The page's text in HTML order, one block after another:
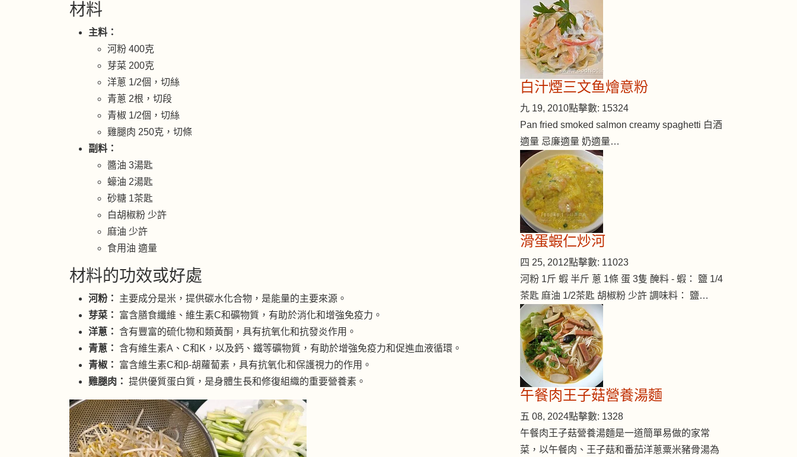
材料
主料：
河粉 400克
芽菜 200克
洋蔥 1/2個，切絲
青蔥 2根，切段
青椒 1/2個，切絲
雞腿肉 250克，切條
副料：
醬油 3湯匙
蠔油 2湯匙
砂糖 1茶匙
白胡椒粉 少許
麻油 少許
食用油 適量
材料的功效或好處
河粉：
主要成分是米，提供碳水化合物，是能量的主要來源。
芽菜：
富含膳食纖維、維生素C和礦物質，有助於消化和增強免疫力。
洋蔥：
含有豐富的硫化物和類黃酮，具有抗氧化和抗發炎作用。
青蔥：
含有維生素A、C和K，以及鈣、鐵等礦物質，有助於增強免疫力和促進血液循環。
青椒：
富含維生素C和β-胡蘿蔔素，具有抗氧化和保護視力的作用。
雞腿肉： 提供優質蛋白質，是身體生長和修復組織的重要營養素。
白汁煙三文鱼燴意粉
九 19, 2010點擊數: 15324
Pan fried smoked salmon creamy spaghetti 白酒
適量 忌廉適量 奶適量…
滑蛋蝦仁炒河
四 25, 2012點擊數: 11023
河粉 1斤 蝦 半斤 蔥 1條 蛋 3隻 醃料 - 蝦： 鹽 1/4
茶匙 麻油 1/2茶匙 胡椒粉 少許 調味料： 鹽…
午餐肉王子菇營養湯麵
五 08, 2024點擊數: 1328
午餐肉王子菇營養湯麵是一道簡單易做的家常
菜，以午餐肉、王子菇和番茄洋蔥粟米豬骨湯為